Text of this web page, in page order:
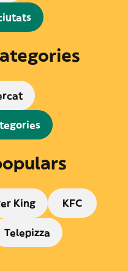
King KFC
Telepizza